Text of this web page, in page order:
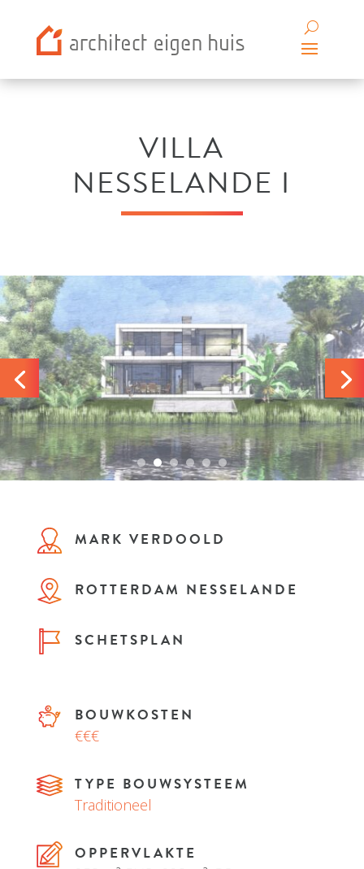
VILLA
NESSELANDE I
MARK VERDOOLD
ROTTERDAM NESSELANDE
SCHETSPLAN
BOUWKOSTEN
€€€
TYPE BOUWSYSTEEM
Traditioneel
OPPERVLAKTE